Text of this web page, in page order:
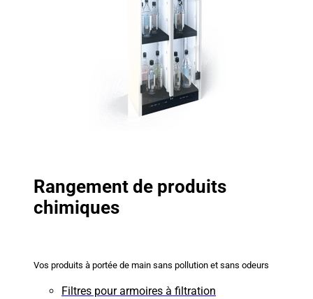
Rangement de produits
chimiques
Vos produits à portée de main sans pollution et sans odeurs
Filtres pour armoires à filtration